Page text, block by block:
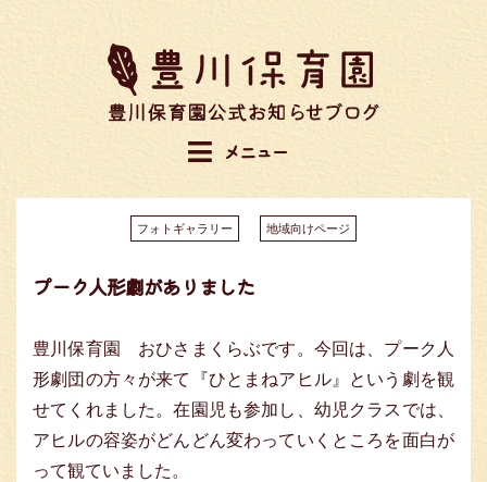
メニュー
フォトギャラリー 地域向けページ
プーク人形劇がありました
豊川保育園 おひさまくらぶです。今回は、プーク人
形劇団の方々が来て『ひとまねアヒル』という劇を観
せてくれました。在園児も参加し、幼児クラスでは、
アヒルの容姿がどんどん変わっていくところを面白が
って観ていました。